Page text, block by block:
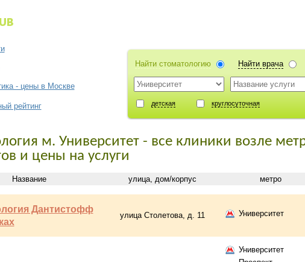
- цены в Москве
рейтинг
Найти стоматологию Найти врача
детская круглосуточная
м. Университет - все клиники возле
и цены на услуги
Название улица, дом/корпус метро
Дантистофф
улица Столетова, д. 11 Университет
Университет